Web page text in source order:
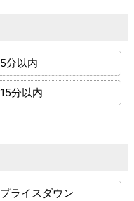
5分以内
15分以内
プライスダウン